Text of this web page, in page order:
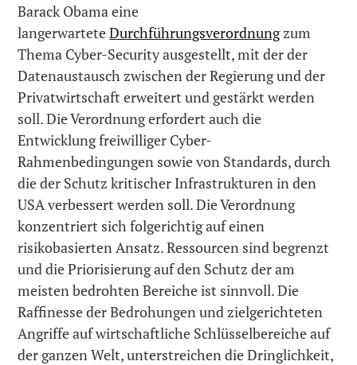
Barack Obama eine
langerwarteteDurchführungsverordnungzum
Thema Cyber-Security ausgestellt, mit der der
Datenaustausch zwischen der Regierung und der
Privatwirtschaft erweitert und gestärkt werden
soll. Die Verordnung erfordert auch die
Entwicklung freiwilliger Cyber-
Rahmenbedingungen sowie von Standards, durch
die der Schutz kritischer Infrastrukturen in den
USA verbessert werden soll. Die Verordnung
konzentriert sich folgerichtig auf einen
risikobasierten Ansatz. Ressourcen sind begrenzt
und die Priorisierung auf den Schutz der am
meisten bedrohten Bereiche ist sinnvoll. Die
Raffinesse der Bedrohungen und zielgerichteten
Angriffe auf wirtschaftliche Schlüsselbereiche auf
der ganzen Welt, unterstreichen die Dringlichkeit,